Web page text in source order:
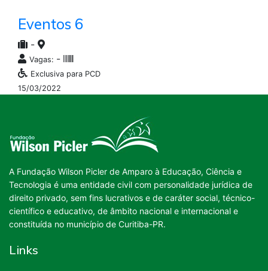
Eventos 6
-
Vagas: -
Exclusiva para PCD
15/03/2022
A Fundação Wilson Picler de Amparo à Educação, Ciência e
Tecnologia é uma entidade civil com personalidade jurídica de
direito privado, sem fins lucrativos e de caráter social, técnico-
científico e educativo, de âmbito nacional e internacional e
constituída no município de Curitiba-PR.
Links